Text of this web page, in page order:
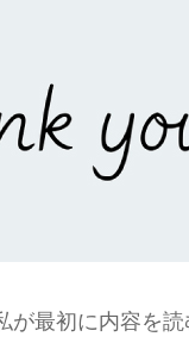
最初に内容を